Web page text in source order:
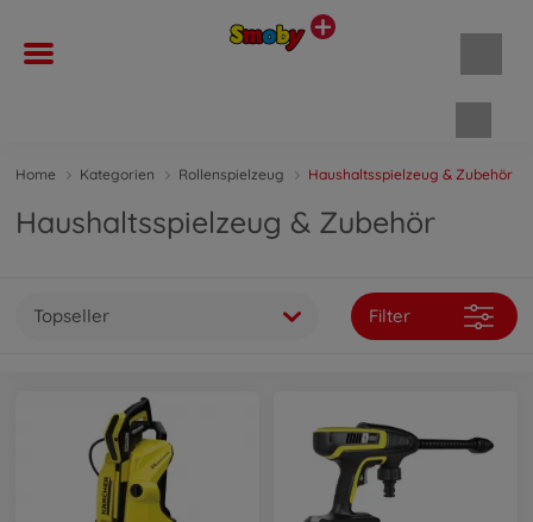
Home Kategorien Rollenspielzeug Haushaltsspielzeug & Zubehör
Haushaltsspielzeug & Zubehör
Topseller Filter